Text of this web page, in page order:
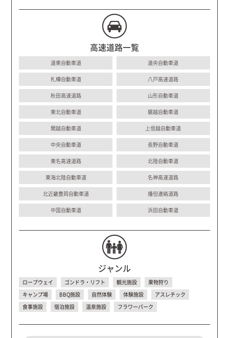
高速道路一覧
道東自動車道 道央自動車道
札樽自動車道 八戸高速道路
秋田高速道路 山形自動車道
東北自動車道 磐越自動車道
関越自動車道 上信越自動車道
中央自動車道 長野自動車道
東名高速道路 北陸自動車道
東海北陸自動車道 名神高速道路
北近畿豊岡自動車道 播但連絡道路
中国自動車道 浜田自動車道
ジャンル
ロープウェイ ゴンドラ・リフト 観光施設
果物狩り
キャンプ場
BBQ施設 自然体験 体験施設
アスレチック
食事施設
宿泊施設 温泉施設 フラワーパーク